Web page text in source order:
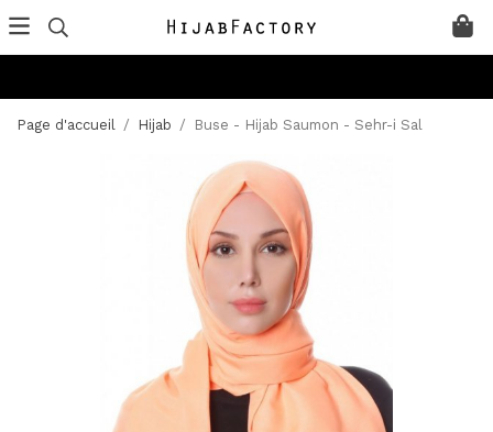
Page d'accueil / Hijab / Buse - Hijab Saumon - Sehr-i Sal